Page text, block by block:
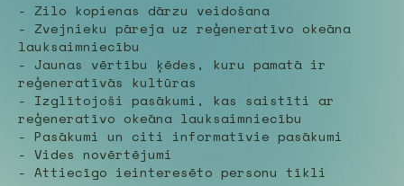
- Zilo kopienas dārzu veidošana
- Zvejnieku pāreja uz reģeneratīvo okeāna
lauksaimniecību
- Jaunas vērtību ķēdes, kuru pamatā ir
reģeneratīvās kultūras
- Izglītojoši pasākumi, kas saistīti ar
reģeneratīvo okeāna lauksaimniecību
- Pasākumi un citi informatīvie pasākumi
- Vides novērtējumi
- Attiecīgo ieinteresēto personu tīkli